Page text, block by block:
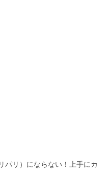
パリ）にならない！上手にカ